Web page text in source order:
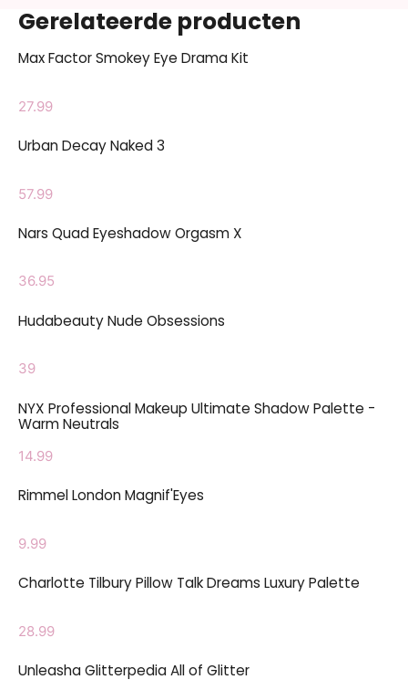
Gerelateerde producten
Max Factor Smokey Eye Drama Kit
27.99
Urban Decay Naked 3
57.99
Nars Quad Eyeshadow Orgasm X
36.95
Hudabeauty Nude Obsessions
39
NYX Professional Makeup Ultimate Shadow Palette -
Warm Neutrals
14.99
Rimmel London Magnif'Eyes
9.99
Charlotte Tilbury Pillow Talk Dreams Luxury Palette
28.99
Unleasha Glitterpedia All of Glitter